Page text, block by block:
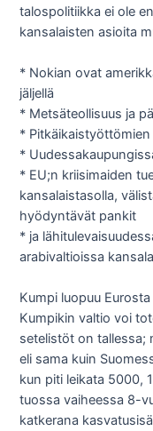
talospolitiikka ei ole
kansalaisten asioita
* Nokian ovat
jäljellä
* Metsäteollisuus ja
* Pitkäikaistyöttömien
*
* EU;n kriisimaiden
kansalaistasolla,
hyödyntävät pankit
* ja
arabivaltioissa
Kumpi luopuu
Kumpikin valtio voi
setelistöt on tallessa;
eli sama kuin
kun piti leikata 5000,
tuossa vaiheessa 8-
katkerana